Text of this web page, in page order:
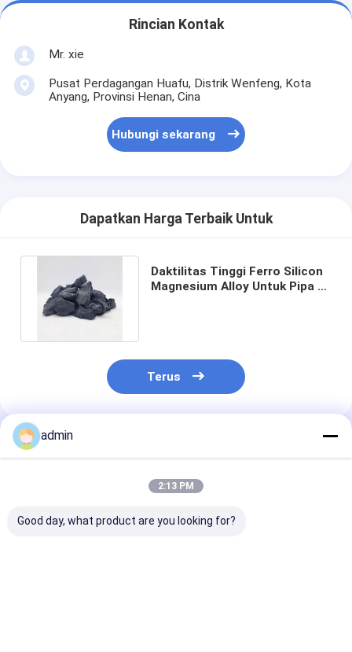
Rincian Kontak
Mr. xie
Pusat Perdagangan Huafu, Distrik Wenfeng, Kota
Anyang, Provinsi Henan, Cina
Hubungi sekarang
Dapatkan Harga Terbaik Untuk
Daktilitas Tinggi Ferro Silicon
Magnesium Alloy Untuk Pipa &
Terus
Rekomendasi Produk
admin
2:13 PM
Good day, what product are you looking for?